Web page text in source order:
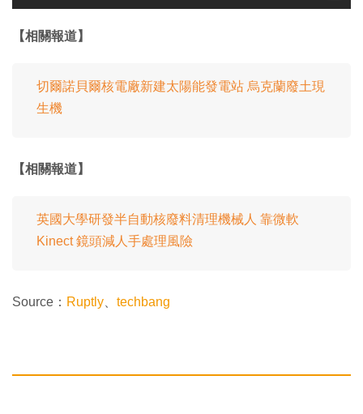
【相關報道】
切爾諾貝爾核電廠新建太陽能發電站 烏克蘭廢土現
生機
【相關報道】
英國大學研發半自動核廢料清理機械人 靠微軟
Kinect 鏡頭減人手處理風險
Source： Ruptly techbang